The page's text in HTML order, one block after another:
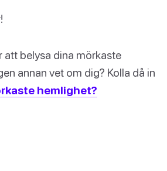
att belysa dina mörkaste
annan vet om dig? Kolla då in
hemlighet?